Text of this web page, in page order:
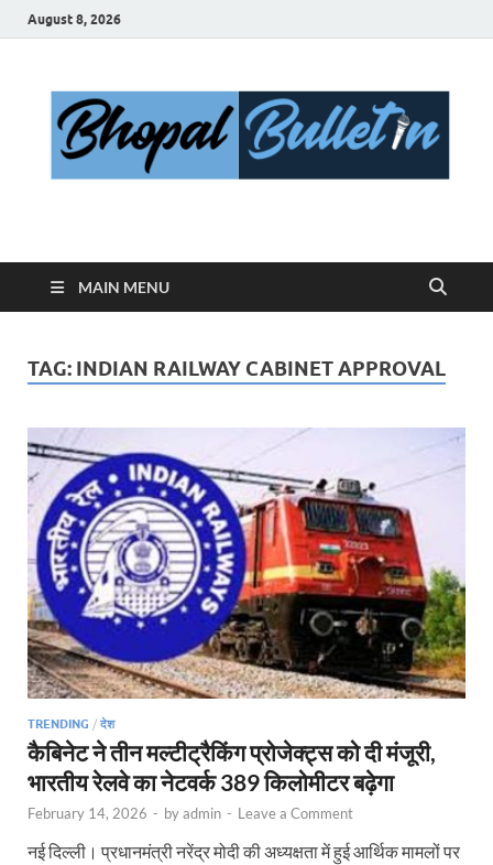
August 8, 2026
Bhopal Bulletin
MAIN MENU
TAG: INDIAN RAILWAY CABINET APPROVAL
TRENDING / देश
कैबिनेट ने तीन मल्टीट्रैकिंग प्रोजेक्ट्स को दी मंजूरी,
भारतीय रेलवे का नेटवर्क 389 किलोमीटर बढ़ेगा
February 14, 2026 - byadmin - Leave a Comment
नई दिल्ली। प्रधानमंत्री नरेंद्र मोदी की अध्यक्षता में हुई आर्थिक मामलों पर